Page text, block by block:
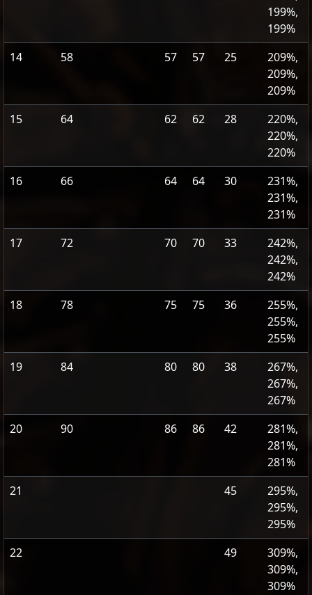
199%,
199%
14
58 57 57 25
209%,
209%,
209%
15
64 62 62 28
220%,
220%,
220%
16
66 64 64 30
231%,
231%,
231%
17
72 70 70 33
242%,
242%,
242%
18
78 75 75 36
255%,
255%,
255%
19
84 80 80 38
267%,
267%,
267%
20
90 86 86 42
281%,
281%,
281%
21
45
295%,
295%,
295%
22
49
309%,
309%,
309%